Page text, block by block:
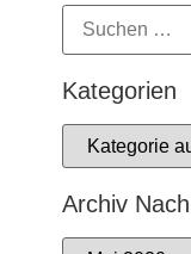
Kategorien
Archiv